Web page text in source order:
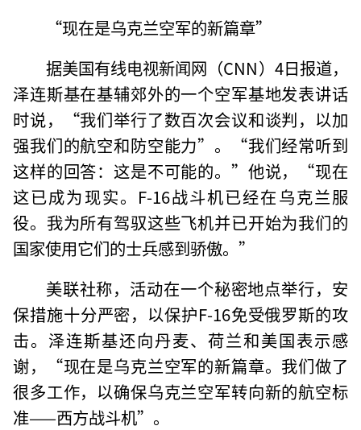
“现在是乌克兰空军的新篇章”
据美国有线电视新闻网（CNN）4日报道，
泽连斯基在基辅郊外的一个空军基地发表讲话
时说，“我们举行了数百次会议和谈判，以加
强我们的航空和防空能力”。“我们经常听到
这样的回答：这是不可能的。”他说，“现在
这已成为现实。F-16战斗机已经在乌克兰服
役。我为所有驾驭这些飞机并已开始为我们的
国家使用它们的士兵感到骄傲。”
美联社称，活动在一个秘密地点举行，安
保措施十分严密，以保护F-16免受俄罗斯的攻
击。泽连斯基还向丹麦、荷兰和美国表示感
谢，“现在是乌克兰空军的新篇章。我们做了
很多工作，以确保乌克兰空军转向新的航空标
准——西方战斗机”。